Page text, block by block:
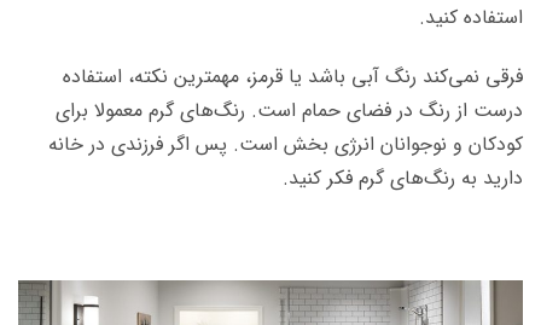
استفاده کنید.
فرقی نمی‌کند رنگ آبی باشد یا قرمز، مهمترین نکته، استفاده
درست از رنگ در فضای حمام است. رنگ‌های گرم معمولا برای
کودکان و نوجوانان انرژی بخش است. پس اگر فرزندی در خانه
دارید به رنگ‌های گرم فکر کنید.